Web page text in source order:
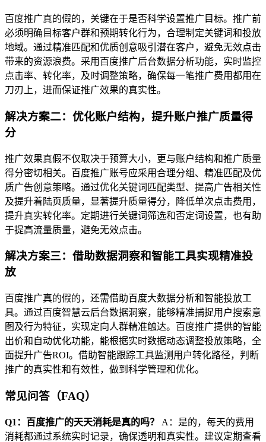
百度推广真的假的，关键在于是否科学设置推广目标。推广前
必须明确目标客户群和预期转化行为，合理制定关键词和投放
地域。通过精准匹配和优质创意吸引潜在客户，避免无效点击
带来的资源浪费。采用百度推广后台数据分析功能，实时监控
点击率、转化率，及时调整策略，确保每一笔推广费用都用在
刀刃上，进而保证推广效果的真实性。
解决方案二：优化账户结构，提升账户推广质量得
分
推广效果真假不仅取决于预算大小，更与账户结构和推广质量
得分密切相关。百度推广账号应采用合理分组、精准匹配及优
质广告创意策略。通过优化关键词匹配类型、提高广告相关性
及提升着陆页质量，显著提升质量得分，降低单次点击费用，
提升真实转化率。定期进行关键词筛选和否定词设置，也有助
于提高流量质量，避免无效点击。
解决方案三：借助数据洞察和智能工具实现精准投
放
百度推广真的假的，还需借助百度大数据分析和智能投放工
具。通过百度智慧云后台数据洞察，能够精准捕捉用户搜索意
图及行为特征，实现定向人群精准触达。百度推广提供的智能
出价和自动优化功能，能根据实时数据动态调整投放策略，全
面提升广告ROI。借助智能跟踪工具监测用户转化路径，判断
推广的真实性和有效性，做到科学管理和优化。
常见问答（FAQ）
Q1：百度推广的天天消耗是真的吗？
A：是的，每天的费用
消耗都通过系统实时记录，确保透明和真实性。建议定期查看